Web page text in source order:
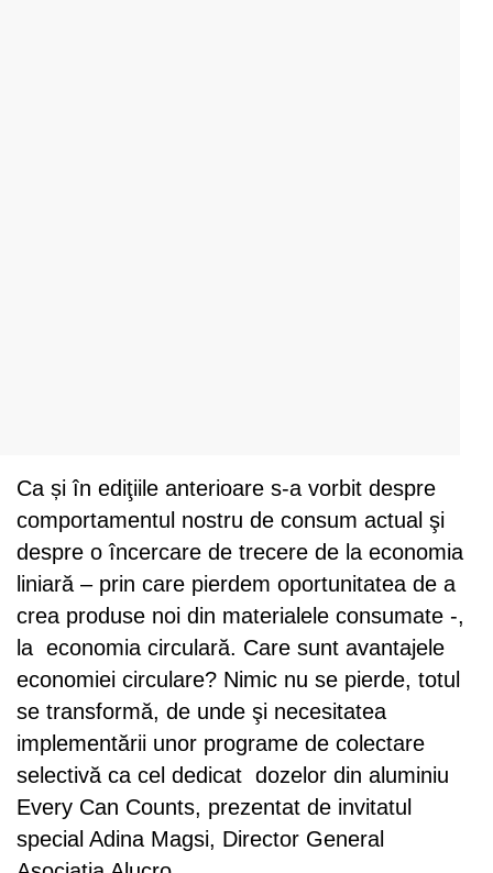
Ca și în ediţiile anterioare s-a vorbit despre
comportamentul nostru de consum actual şi
despre o încercare de trecere de la economia
liniară – prin care pierdem oportunitatea de a
crea produse noi din materialele consumate -,
la economia circulară. Care sunt avantajele
economiei circulare? Nimic nu se pierde, totul
se transformă, de unde şi necesitatea
implementării unor programe de colectare
selectivă ca cel dedicat dozelor din aluminiu
Every Can Counts, prezentat de invitatul
special Adina Magsi, Director General